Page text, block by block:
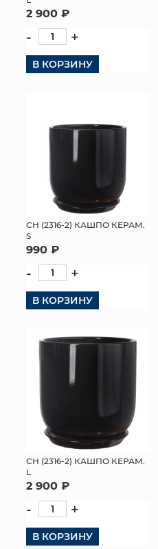
2 900 ₽
- +
В КОРЗИНУ
СН (2316-2) КАШПО КЕРАМ.
S
990 ₽
- +
В КОРЗИНУ
СН (2316-2) КАШПО КЕРАМ.
L
2 900 ₽
- +
В КОРЗИНУ